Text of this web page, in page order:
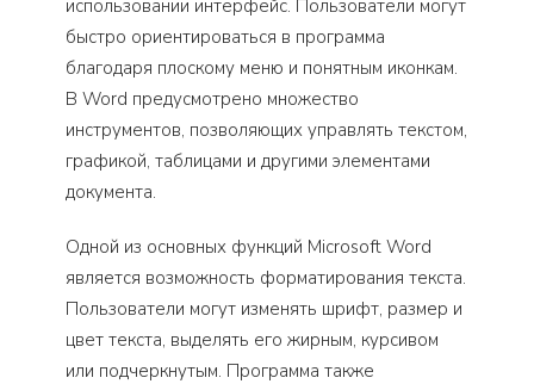
использовании интерфейс. Пользователи могут
быстро ориентироваться в программа
благодаря плоскому меню и понятным иконкам.
В Word предусмотрено множество
инструментов, позволяющих управлять текстом,
графикой, таблицами и другими элементами
документа.
Одной из основных функций Microsoft Word
является возможность форматирования текста.
Пользователи могут изменять шрифт, размер и
цвет текста, выделять его жирным, курсивом
или подчеркнутым. Программа также